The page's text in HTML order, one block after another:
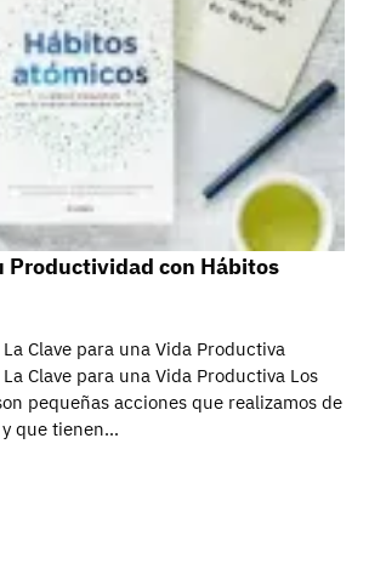
Productividad con Hábitos
Clave para una Vida Productiva
Clave para una Vida Productiva Los
pequeñas acciones que realizamos de
que tienen…